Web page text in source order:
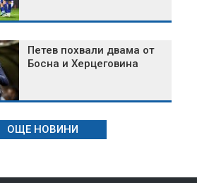
Петев похвали двама от
Босна и Херцеговина
ОЩЕ НОВИНИ